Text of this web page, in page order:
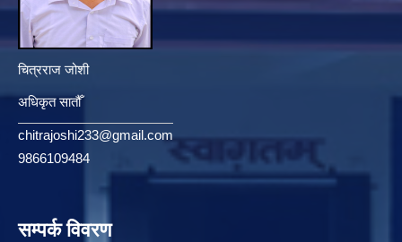
चित्रराज जोशी
अधिकृत सातौँ
chitrajoshi233@gmail.com
9866109484
सम्पर्क विवरण